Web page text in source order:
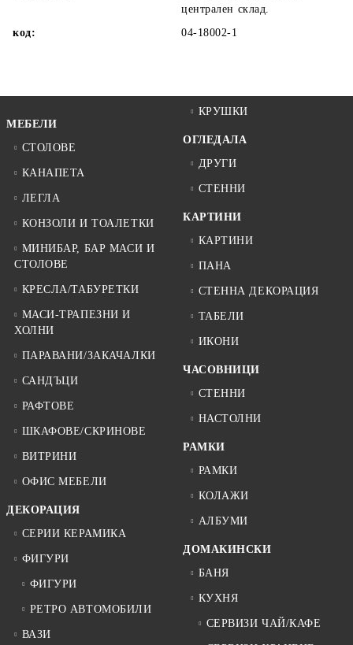
централен склад.
код:
04-18002-1
МЕБЕЛИ
СТОЛОВЕ
КАНАПЕТА
ЛЕГЛА
КОНЗОЛИ И ТОАЛЕТКИ
МИНИБАР, БАР МАСИ И
СТОЛОВЕ
КРЕСЛА/ТАБУРЕТКИ
МАСИ-ТРАПЕЗНИ И
ХОЛНИ
ПАРАВАНИ/ЗАКАЧАЛКИ
САНДЪЦИ
РАФТОВЕ
ШКАФОВЕ/СКРИНОВЕ
ВИТРИНИ
ОФИС МЕБЕЛИ
ДЕКОРАЦИЯ
СЕРИИ КЕРАМИКА
ФИГУРИ
ФИГУРИ
РЕТРО АВТОМОБИЛИ
ВАЗИ
КРУШКИ
ОГЛЕДАЛА
ДРУГИ
СТЕННИ
КАРТИНИ
КАРТИНИ
ПАНА
СТЕННА ДЕКОРАЦИЯ
ТАБЕЛИ
ИКОНИ
ЧАСОВНИЦИ
СТЕННИ
НАСТОЛНИ
РАМКИ
РАМКИ
КОЛАЖИ
АЛБУМИ
ДОМАКИНСКИ
БАНЯ
КУХНЯ
СЕРВИЗИ ЧАЙ/КАФЕ